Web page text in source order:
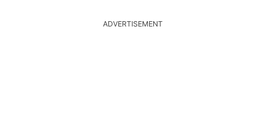
ADVERTISEMENT